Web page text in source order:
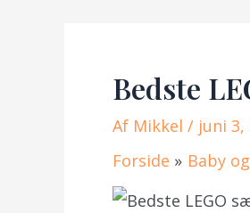
Bedste
Af Mikkel / juni 3,
Forside
Baby